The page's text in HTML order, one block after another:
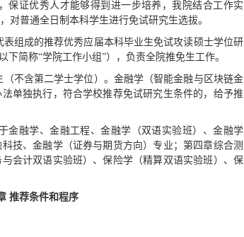
保证优秀人才能够得到进一步培养，我院结合工作实
对普通全日制本科学生进行免试研究生选拔。
组成的推荐优秀应届本科毕业生免试攻读硕士学位研
简称“学院工作小组”），负责全院推免生工作。
不含第二学士学位）。金融学（智能金融与区块链金
单独执行，符合学校推荐免试研究生条件的，给予推
金融学、金融工程、金融学（双语实验班）、金融学
技、金融学（证券与期货方向）专业；第四章综合测
会计双语实验班）、保险学（精算双语实验班）、保
推荐条件和程序